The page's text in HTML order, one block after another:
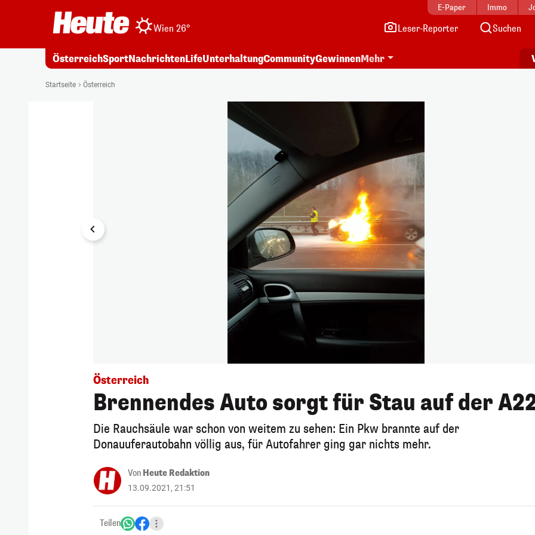
E-Paper Immo
Wien 26° Leser-Reporter Suchen
ÖsterreichSportNachrichtenLifeUnterhaltungCommunityGewinnenMehr
Startseite Österreich
Österreich
Brennendes Auto sorgt für Stau auf der
Die Rauchsäule war schon von weitem zu sehen: Ein Pkw brannte auf der
Donauuferautobahn völlig aus, für Autofahrer ging gar nichts mehr.
Von Heute Redaktion
13.09.2021, 21:51
Teilen